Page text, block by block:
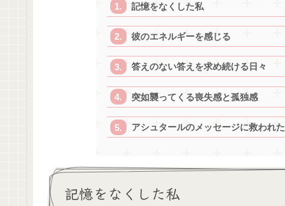
記憶をなくした私
彼のエネルギーを感じる
答えのない答えを求め続ける日々
突如襲ってくる喪失感と孤独感
アシュタールのメッセージに救われた
記憶をなくした私